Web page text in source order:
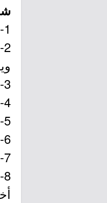
1- أن يكون المتقدم حاصلاً على شهادة الثانوية العامة أو ما يعادلها من داخل المملكة أو من خارجها.
3- أن يكون حسن السيرة والسلوك.
4- أن يجتاز بنجاح اختبار القبول والمقابلة الشخصية.
5- أن يكون لائقا طبياً.
6- أن يحصل على موافقة من مرجعه بالدراسة إذا كان يعمل في جهة حكومية أو خاصة.
7- أن يكون سعودي الجنسية أو حاصلا على إقامة نظامية مع موافقة مرجعة.